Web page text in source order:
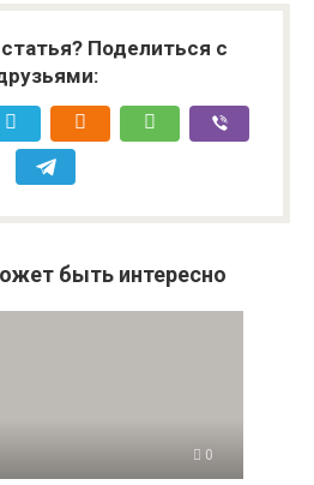
Поделиться с
быть интересно
0